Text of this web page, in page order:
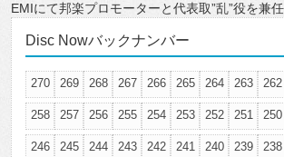
EMIにて邦楽プロモーターと代表取”乱”役を兼任
Disc Nowバックナンバー
270 269 268 267 266 265 264 263 262
258 257 256 255 254 253 252 251 250
246 245 244 243 242 241 240 239 238